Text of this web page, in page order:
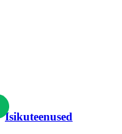
Isikuteenused